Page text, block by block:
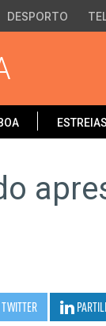
DESPORTO
ESTREIAS
TWITTER